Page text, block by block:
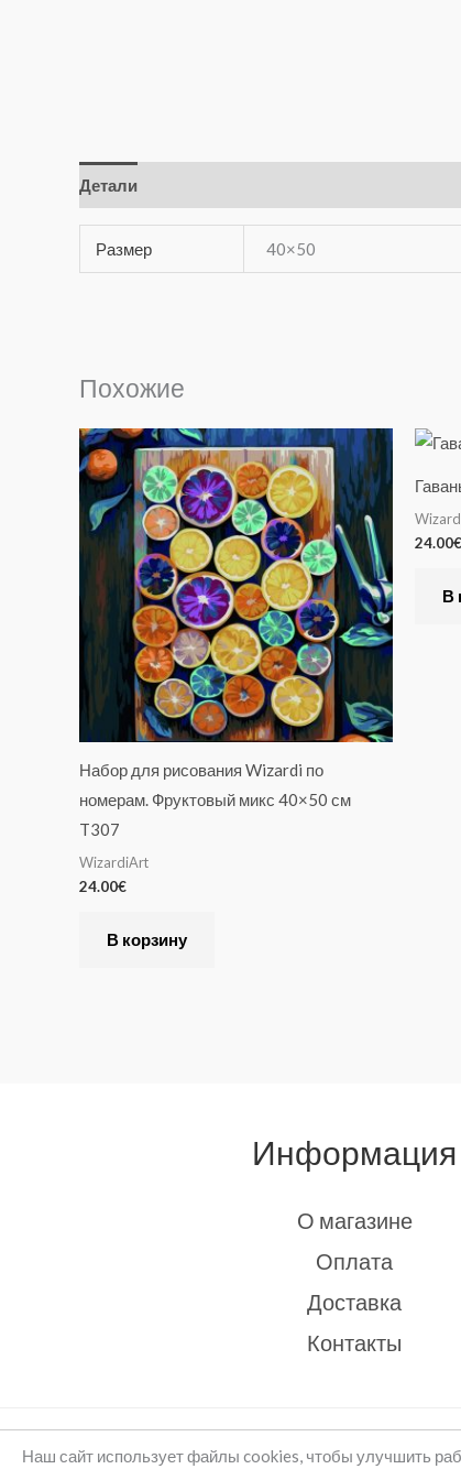
Детали
Размер 40×50
Похожие
Набор для рисования Wizardi по
номерам. Фруктовый микс 40×50 см
T307
WizardiArt
24.00€
В корзину
24.00€
В
Информация
О магазине
Оплата
Доставка
Контакты
Наш сайт использует файлы cookies, чтобы улучшить